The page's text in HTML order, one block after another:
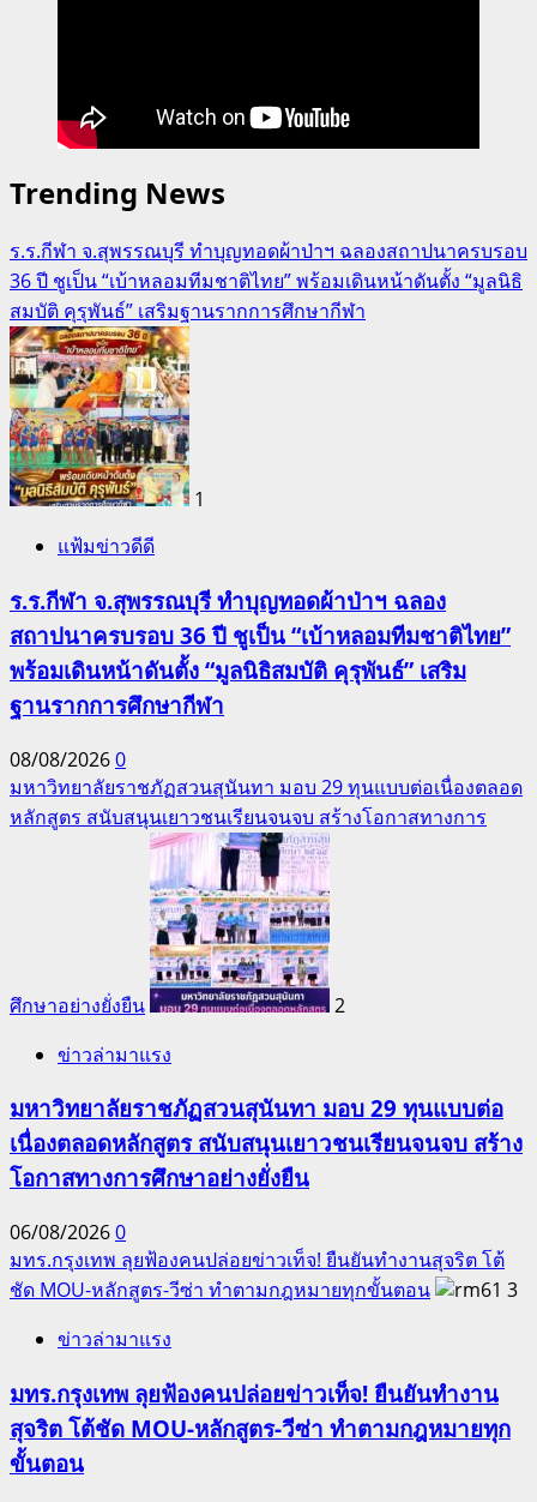
Trending News
ร.ร.กีฬา จ.สุพรรณบุรี ทำบุญทอดผ้าป่าฯ ฉลองสถาปนาครบรอบ
36 ปี ชูเป็น “เบ้าหลอมทีมชาติไทย” พร้อมเดินหน้าดันตั้ง “มูลนิธิ
สมบัติ คุรุพันธ์” เสริมฐานรากการศึกษากีฬา
1
แฟ้มข่าวดีดี
ร.ร.กีฬา จ.สุพรรณบุรี ทำบุญทอดผ้าป่าฯ ฉลอง
สถาปนาครบรอบ 36 ปี ชูเป็น “เบ้าหลอมทีมชาติไทย”
พร้อมเดินหน้าดันตั้ง “มูลนิธิสมบัติ คุรุพันธ์” เสริม
ฐานรากการศึกษากีฬา
08/08/20260
มหาวิทยาลัยราชภัฏสวนสุนันทา มอบ 29 ทุนแบบต่อเนื่องตลอด
หลักสูตร สนับสนุนเยาวชนเรียนจนจบ สร้างโอกาสทางการ
ศึกษาอย่างยั่งยืน
2
ข่าวล่ามาแรง
มหาวิทยาลัยราชภัฏสวนสุนันทา มอบ 29 ทุนแบบต่อ
เนื่องตลอดหลักสูตร สนับสนุนเยาวชนเรียนจนจบ สร้าง
โอกาสทางการศึกษาอย่างยั่งยืน
06/08/20260
มทร.กรุงเทพ ลุยฟ้องคนปล่อยข่าวเท็จ! ยืนยันทำงานสุจริต โต้
ชัด MOU-หลักสูตร-วีซ่า ทำตามกฎหมายทุกขั้นตอน
3
ข่าวล่ามาแรง
มทร.กรุงเทพ ลุยฟ้องคนปล่อยข่าวเท็จ! ยืนยันทำงาน
สุจริต โต้ชัด MOU-หลักสูตร-วีซ่า ทำตามกฎหมายทุก
ขั้นตอน